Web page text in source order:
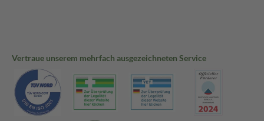
Vertraue unserem mehrfach ausgezeichneten Service